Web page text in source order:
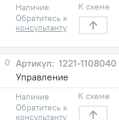
Наличие
Обратитесь к
консультанту
К схеме
0
1221-1108040
Управление
Наличие
Обратитесь к
консультанту
К схеме